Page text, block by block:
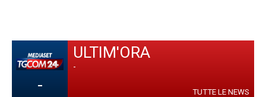
-
ULTIM'ORA
-
TUTTE LE NEWS